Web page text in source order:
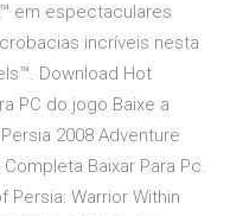
em espectaculares
incríveis nesta
Download Hot
PC do jogo Baixe a
2008 Adventure
Baixar Para Pc.
Warrior Within